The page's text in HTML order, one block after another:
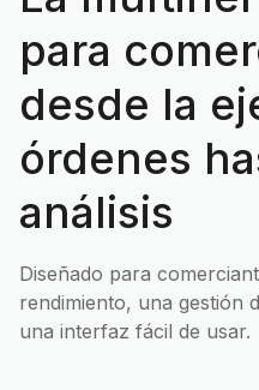
para
desde la
órdenes
análisis
Diseñado para
rendimiento, una gestión
una interfaz fácil de usar.